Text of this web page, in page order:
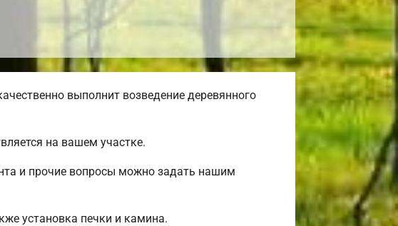
выполнит возведение деревянного
на вашем участке.
и прочие вопросы можно задать нашим
установка печки и камина.